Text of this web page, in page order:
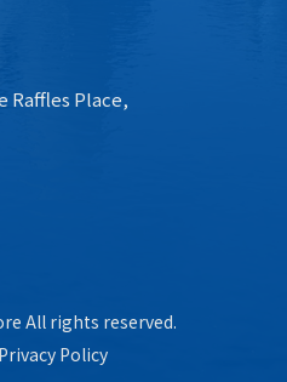
Raffles Place,
All rights reserved.
Privacy Policy